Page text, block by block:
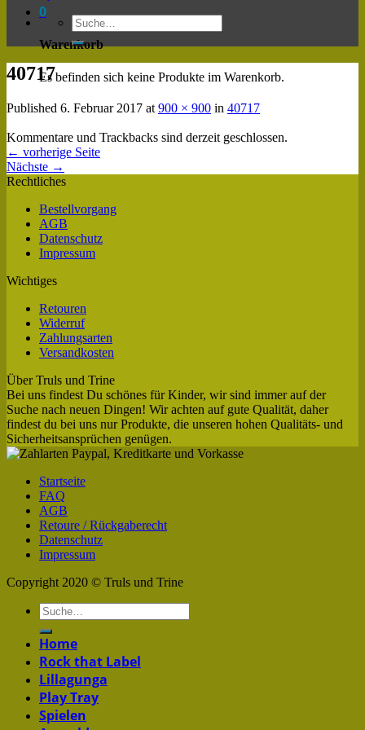
0
Warenkorb
Es befinden sich keine Produkte im Warenkorb.
40717
Published 6. Februar 2017 at 900 × 900 in 40717
Kommentare und Trackbacks sind derzeit geschlossen.
← vorherige Seite
Nächste →
Rechtliches
Bestellvorgang
AGB
Datenschutz
Impressum
Wichtiges
Retouren
Widerruf
Zahlungsarten
Versandkosten
Über Truls und Trine
Bei uns findest Du schönes für Kinder, wir sind immer auf der
Suche nach neuen Dingen! Wir achten auf gute Qualität, daher
findest du bei uns nur Produkte, die unseren hohen Qualitäts- und
Sicherheitsansprüchen genügen.
Startseite
FAQ
AGB
Retoure / Rückgaberecht
Datenschutz
Impressum
Copyright 2020 © Truls und Trine
Home
Rock that Label
Lillagunga
Play Tray
Spielen